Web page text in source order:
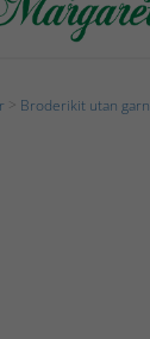
Broderikit utan garn